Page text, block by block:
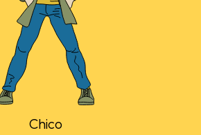
Chico